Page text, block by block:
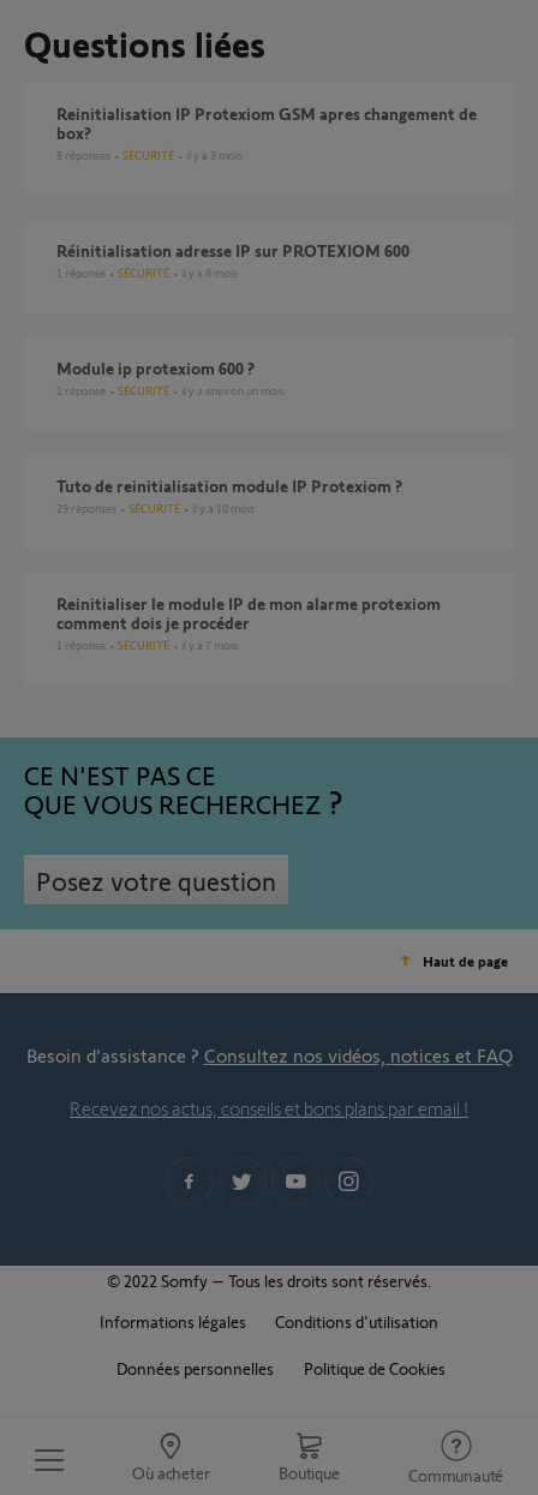
Où acheter Boutique Communauté
Questions liées
reinitialisation IP Protexiom GSM apres changement de
box?
8 réponses SÉCURITÉ il y a 3 mois
Réinitialisation adresse IP sur PROTEXIOM 600
1 réponse SÉCURITÉ il y a 8 mois
Module ip protexiom 600 ?
1 réponse SÉCURITÉ il y a environ un mois
tuto de reinitialisation module IP Protexiom ?
29 réponses SÉCURITÉ il y a 10 mois
reinitialiser le module IP de mon alarme protexiom
comment dois je procéder
1 réponse SÉCURITÉ il y a 7 mois
CE N'EST PAS CE
QUE VOUS RECHERCHEZ
Posez votre question
Haut de page
Besoin d’assistance ? Consultez nos vidéos, notices et FAQ
Recevez nos actus, conseils et bons plans par email !
© 2022 Somfy – Tous les droits sont réservés.
Informations légales
Conditions d'utilisation
Données personnelles Politique de Cookies